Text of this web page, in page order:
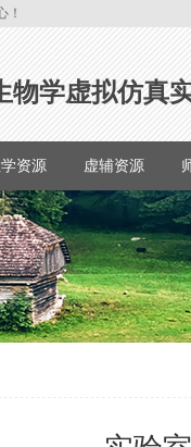
！
物学虚拟仿真
资源 虚辅资源